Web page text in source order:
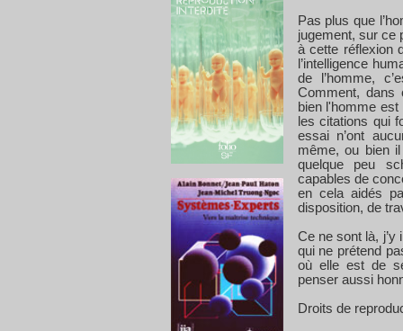
Pas plus que
jugement, sur ce
à cette réflexion
l’intelligence
de l’homme,
Comment,
bien l'homme est
les citations qui
essai n’ont
même, ou bien
quelque peu
capables de
en cela aidés
disposition, de
Ce ne sont là, j’y
qui ne prétend
où elle est de
penser aussi
Droits de